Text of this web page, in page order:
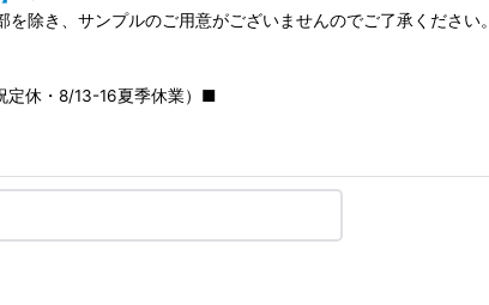
除き、サンプルのご用意がございませんのでご了承ください。
定休・8/13-16夏季休業）■